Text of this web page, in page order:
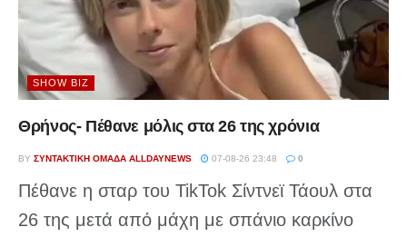
SHOW BIZ
Θρήνος- Πέθανε μόλις στα 26 της χρόνια
BY ΣΥΝΤΑΚΤΙΚΉ ΟΜΆΔΑ ALLDAYNEWS 07-08-26 23:48 0
Πέθανε η σταρ του TikTok Σίντνεϊ Τάουλ στα
26 της μετά από μάχη με σπάνιο καρκίνο